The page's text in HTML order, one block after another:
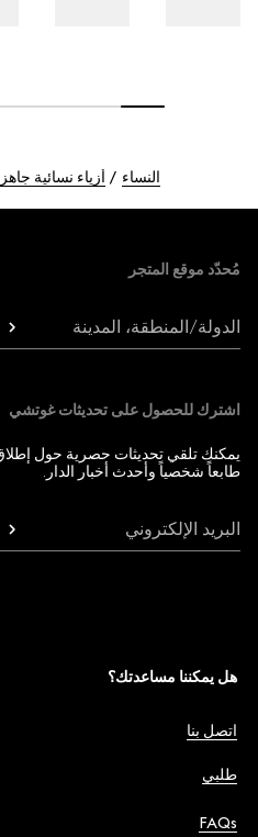
النساء أزياء نسائية
مُحدّد موقع المتجر
الدولة/المنطقة، المدينة
اشترك للحصول على تحديثات غوتشي
يمكنك تلقي تحديثات حصرية حول
طابعاً شخصياً وأحدث أخبار الدار.
البريد الإلكتروني
هل يمكننا مساعدتك؟
اتصل بنا
طلبي
FAQs